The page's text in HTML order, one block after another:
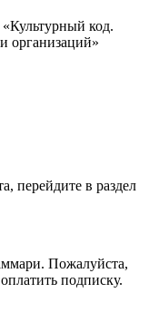
код.
организаций»
перейдите в раздел
Пожалуйста,
подписку.